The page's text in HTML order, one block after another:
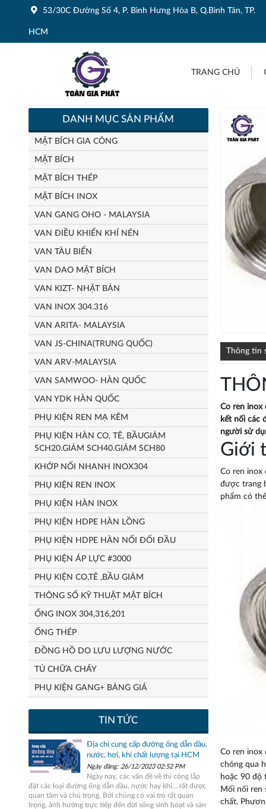
53/30C Đường Số 4, P. Bình Hưng Hòa B, Q.Bình Tân, TP.
HCM
TRANG CHỦ
Thông tin
Co ren inox
kết nối các
người sử
Giới
Co ren inox
được trang
phẩm có
Co ren inox
chóng qua
hoặc 90 độ
Mối nối ren
chất.
DANH MỤC SẢN PHẨM
MẶT BÍCH GIA CÔNG
MẶT BÍCH
MẶT BÍCH THÉP
MẶT BÍCH INOX
VAN GANG OHO - MALAYSIA
VAN ĐIỀU KHIỂN KHÍ NÉN
VAN TÀU BIỂN
VAN DAO MẶT BÍCH
VAN KIZT- NHẬT BẢN
VAN INOX 304.316
VAN ARITA- MALAYSIA
VAN JS-CHINA(TRUNG QUỐC)
VAN ARV-MALAYSIA
VAN SAMWOO- HÀN QUỐC
VAN YDK HÀN QUỐC
PHỤ KIỆN REN MẠ KẼM
PHỤ KIỆN HÀN CO, TÊ, BẦUGIẢM
SCH20.GIẢM SCH40.GIẢM SCH80
KHỚP NỐI NHANH INOX304
PHỤ KIỆN REN INOX
PHỤ KIỆN HÀN INOX
PHỤ KIỆN HDPE HÀN LỒNG
PHỤ KIỆN HDPE HÀN NỐI ĐỐI ĐẦU
PHỤ KIỆN ÁP LỰC #3000
PHỤ KIỆN CO,TÊ ,BẦU GIẢM
THÔNG SỐ KỸ THUẬT MẶT BÍCH
ỐNG INOX 304,316,201
ỐNG THÉP
ĐỒNG HỒ DO LƯU LƯỢNG NƯỚC
TỦ CHỮA CHÁY
PHỤ KIỆN GANG+ BẢNG GIÁ
TIN TỨC
Địa chỉ cung cấp đường ống dẫn dầu,
nước, hơi, khí chất lượng tại HCM
Ngày đăng: 26/12/2023 02:52 PM
Ngày nay, các vấn đề về thi công lắp
đặt các loại đường ống dẫn dầu, nước hay khí... rất được
quan tâm và chú trọng. Bởi chúng có vai trò rất quan
trọng, ảnh hưởng trực tiếp đến đời sống sinh hoạt và sản